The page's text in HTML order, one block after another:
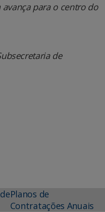
para o centro do
de
Planos de
Contratações Anuais